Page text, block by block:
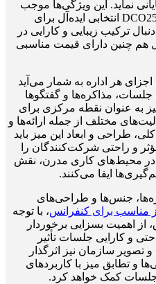
نماید. این ویژگی‌ها موجب
می‌شود که میز کنفرانس مدل DCO2500 انتخابی ایده‌آل برای
ترکیب زیبایی و کارایی در
هم چنین دارای قیمت مناسبی
هر اداره به شمار می‌آید
مذاکره‌ها و گفتگوها
به عنوان نقطه مرکزی برای
مختلف از جمله ارائه‌ها و
طراحی و ابعاد این میز باید
و راحتی شرکت‌کنندگان را
در محیط‌های کاری مدرن، نقش
ایفا می‌کنند.
جنس‌ها و طراحی‌های
مناسب برای کنفرانس، با توجه
از اهمیت بسزایی برخوردار
و کارایی جلسات تأثیر
تصویر سازمان نیز اثرگذار
و تطابق میز با کاربردهای
جلسات کمک خواهد کرد.